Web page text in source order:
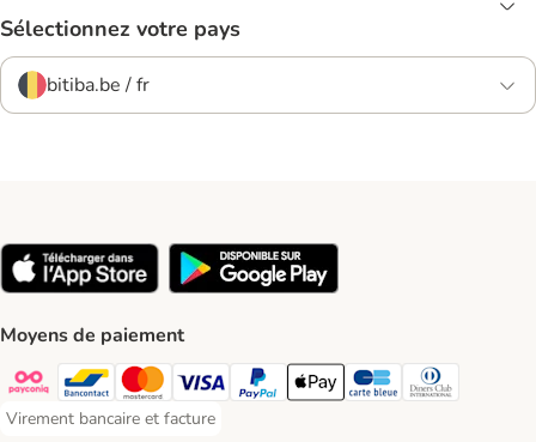
Sélectionnez votre pays
bitiba.be / fr
Moyens de paiement
Payconiq Payment Method
Bancontact Payment Method
Mastercard Payment Method
Visa Payment Method
Paypal Payment Method
Apple Pay Payment Method
Carte bleue Payment
Diners club
Virement bancaire et facture
Virement bancaire et facture Payment Method